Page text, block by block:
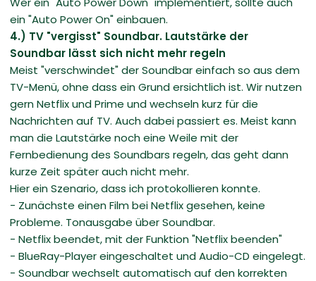
ein "Auto Power On" einbauen.
4.) TV "vergisst" Soundbar. Lautstärke der
Soundbar lässt sich nicht mehr regeln
Meist "verschwindet" der Soundbar einfach so aus dem
TV-Menü, ohne dass ein Grund ersichtlich ist. Wir nutzen
gern Netflix und Prime und wechseln kurz für die
Nachrichten auf TV. Auch dabei passiert es. Meist kann
man die Lautstärke noch eine Weile mit der
Fernbedienung des Soundbars regeln, das geht dann
kurze Zeit später auch nicht mehr.
Hier ein Szenario, dass ich protokollieren konnte.
- Zunächste einen Film bei Netflix gesehen, keine
Probleme. Tonausgabe über Soundbar.
- Netflix beendet, mit der Funktion "Netflix beenden"
- BlueRay-Player eingeschaltet und Audio-CD eingelegt.
- Soundbar wechselt automatisch auf den korrekten